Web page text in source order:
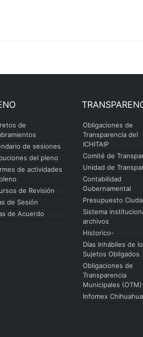
de
de sesiones
del pleno
de actividades
de Revisión
de Sesión
de Acuerdo
Obligaciones de
Transparencia del
ICHITAIP
Comité de
Unidad de
Contabilidad
Gubernamental
Presupuesto
Sistema
archivos
Historico-
Días Inhábiles de
Sujetos Obligados
Obligaciones de
Transparencia
Municipales (OTM)
Infomex Chihuahua